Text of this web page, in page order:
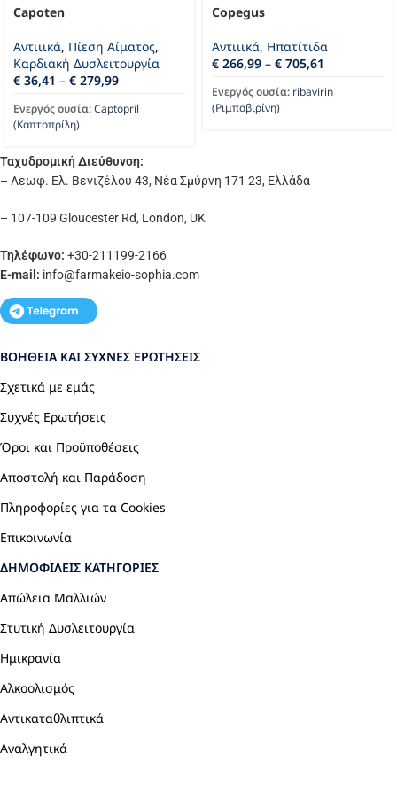
Capoten
Αντιιικά, Πίεση Αίματος,
Καρδιακή Δυσλειτουργία
€ 36,41 – € 279,99
Ενεργός ουσία:Captopril
(Καπτοπρίλη)
Copegus
Αντιιικά, Ηπατίτιδα
€ 266,99 – € 705,61
Ενεργός ουσία: ribavirin
(Ριμπαβιρίνη)
Ταχυδρομική Διεύθυνση:
– Λεωφ. Ελ. Βενιζέλου 43, Νέα Σμύρνη 171 23, Ελλάδα
– 107-109 Gloucester Rd, London, UK
Τηλέφωνο: +30-211199-2166
E-mail: info@farmakeio-sophia.com
ΒΟΉΘΕΙΑ ΚΑΙ ΣΥΧΝΈΣ ΕΡΩΤΉΣΕΙΣ
Σχετικά με εμάς
Συχνές Ερωτήσεις
Όροι και Προϋποθέσεις
Αποστολή και Παράδοση
Πληροφορίες για τα Cookies
Επικοινωνία
ΔΗΜΟΦΙΛΕΊΣ ΚΑΤΗΓΟΡΊΕΣ
Απώλεια Μαλλιών
Στυτική Δυσλειτουργία
Ημικρανία
Αλκοολισμός
Αντικαταθλιπτικά
Αναλγητικά